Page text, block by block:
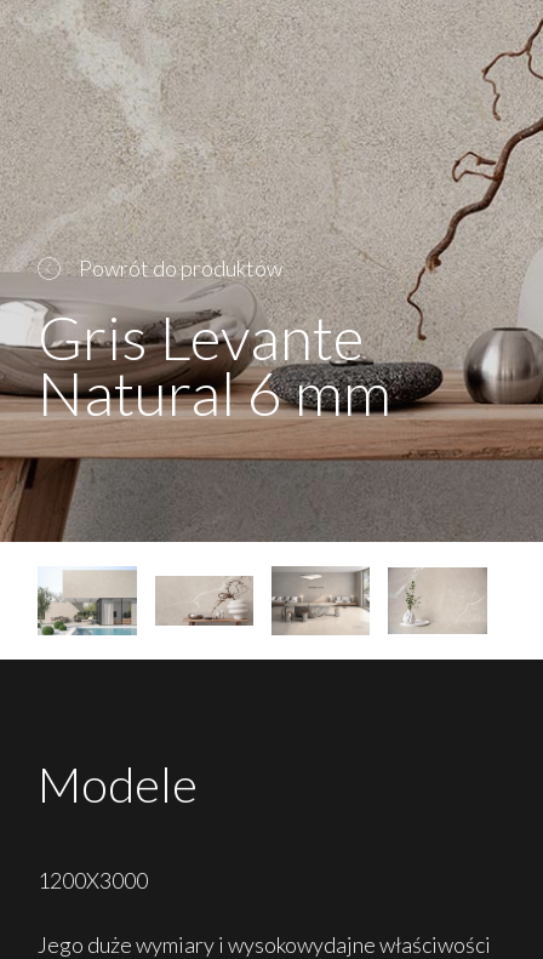
Powrót do produktów
Gris Levante
Natural 6 mm
Modele
1200X3000
Jego duże wymiary i wysokowydajne właściwości